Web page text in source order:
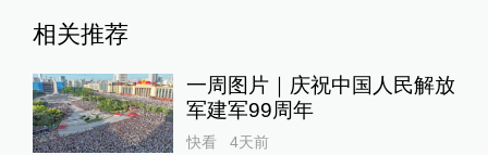
相关推荐
一周图片｜庆祝中国人民解放
军建军99周年
快看
4天前